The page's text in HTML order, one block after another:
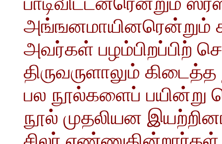
அங்ஙனமாயினரென்றும்
அவர்கள் பழம்பிறப்பிற்
திருவருளாலும்
பல நூல்களைப் பயின்று
நூல் முதலியன